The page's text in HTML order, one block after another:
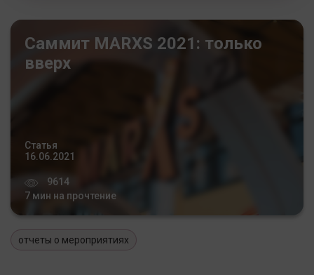
Саммит MARXS 2021: только
вверх
Статья
16.06.2021
9614
7 мин на прочтение
отчеты о мероприятиях